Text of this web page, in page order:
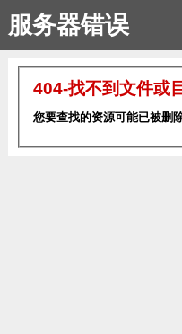
服务器错误
404-找不到文件或
您要查找的资源可能已被删